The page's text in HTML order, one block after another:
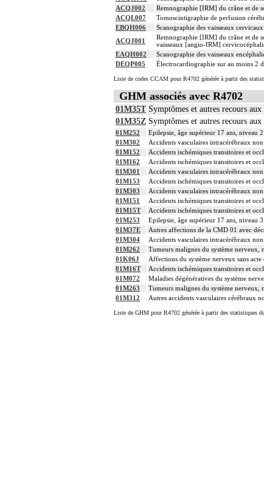
ACQJ002
Remnographie [IRM] du crâne et de
ACQL007
Tomoscintigraphie de perfusion
EBQH006
Scanographie des vaisseaux
ACQJ001
Remnographie [IRM] du crâne et de
vaisseaux [angio-IRM]
EAQH002
Scanographie des vaisseaux
DEQP005
Électrocardiographie sur au moins 2
Liste de codes CCAM pour R4702 générée à partir des
GHM associés avec R4702
01M35T Symptômes et autres recours
01M35Z Symptômes et autres recours
01M252
Epilepsie, âge supérieur 17 ans, niveau 2
01M302
Accidents vasculaires intracérébraux
01M152
Accidents ischémiques transitoires et
01M162
Accidents ischémiques transitoires et
01M301
Accidents vasculaires intracérébraux
01M153
Accidents ischémiques transitoires et
01M303
Accidents vasculaires intracérébraux
01M151
Accidents ischémiques transitoires et
01M15T
Accidents ischémiques transitoires et
01M253
Epilepsie, âge supérieur 17 ans, niveau 3
01M37E
Autres affections de la CMD 01 avec
01M304
Accidents vasculaires intracérébraux
01M262
Tumeurs malignes du système nerveux,
01K06J
Affections du système nerveux sans
01M16T
Accidents ischémiques transitoires et
01M072
Maladies dégénératives du système
01M263
Tumeurs malignes du système nerveux,
01M312
Autres accidents vasculaires cérébraux
Liste de GHM pour R4702 générée à partir des statistiques